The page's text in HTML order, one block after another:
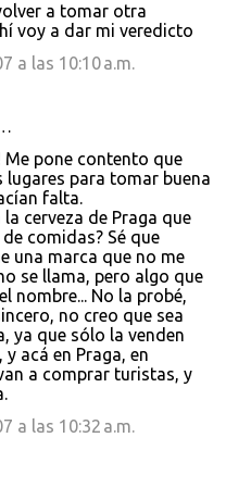
a tomar otra
voy a dar mi veredicto
a las 10:10 a.m.
Me pone contento que
lugares para tomar buena
falta.
cerveza de Praga que
comidas? Sé que
una marca que no me
se llama, pero algo que
nombre... No la probé,
no creo que sea
ya que sólo la venden
acá en Praga, en
a comprar turistas, y
a las 10:32 a.m.